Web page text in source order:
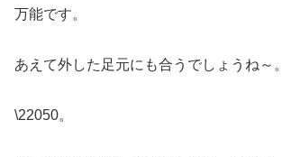
万能です。
あえて外した足元にも合うでしょうね～。
\22050。